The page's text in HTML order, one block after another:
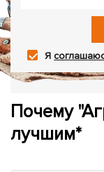
Я
Почему
лучшим*